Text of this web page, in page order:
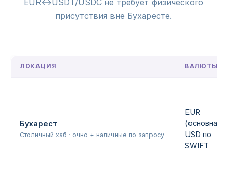
EUR↔USDT/USDC не требует физического
присутствия вне Бухаресте.
ЛОКАЦИЯ ВАЛЮТЫ
Бухарест
Столичный хаб · очно + наличные по запросу
EUR
(основная),
USD по
SWIFT